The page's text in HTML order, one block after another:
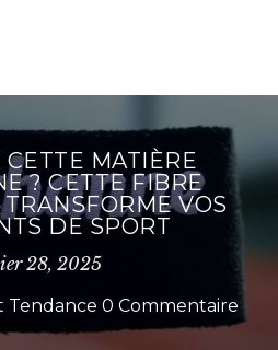
CETTE MATIÈRE
? CETTE FIBRE
VOS
DE SPORT
28, 2025
Tendance 0 Commentaire